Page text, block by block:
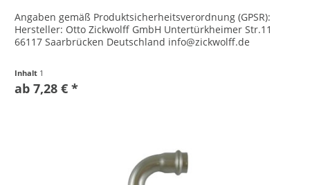
Angaben gemäß Produktsicherheitsverordnung (GPSR):
Hersteller: Otto Zickwolff GmbH Untertürkheimer Str.11
66117 Saarbrücken Deutschland info@zickwolff.de
Inhalt 1
ab 7,28 € *